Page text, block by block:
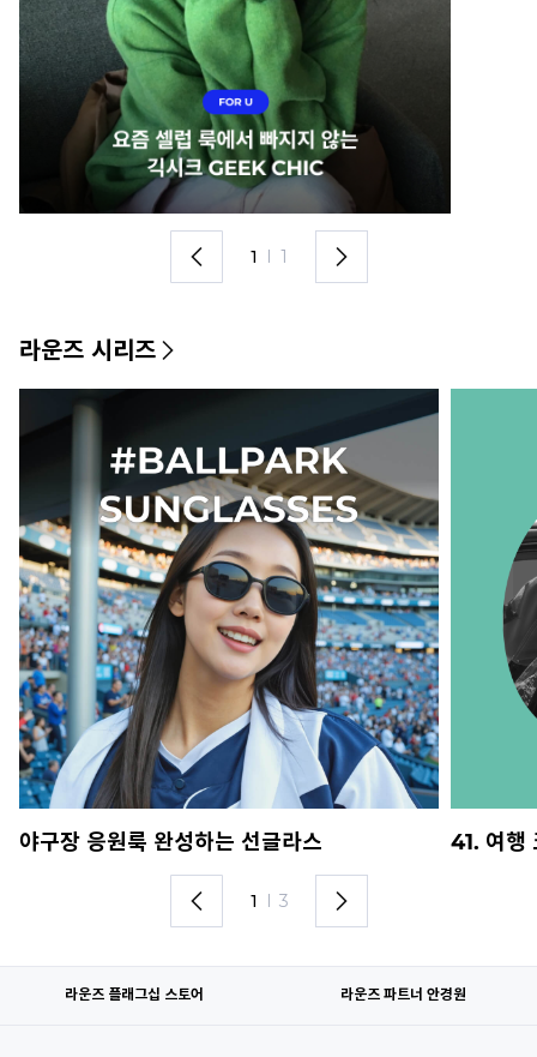
1 I 1
라운즈 시리즈
야구장 응원룩 완성하는 선글라스 41. 여행
1 I 3
라운즈 플래그십 스토어 라운즈 파트너 안경원